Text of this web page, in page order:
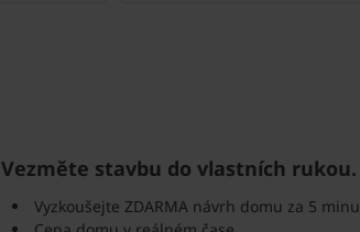
Vezměte stavbu do vlastních
Vyzkoušejte ZDARMA návrh domu za 5